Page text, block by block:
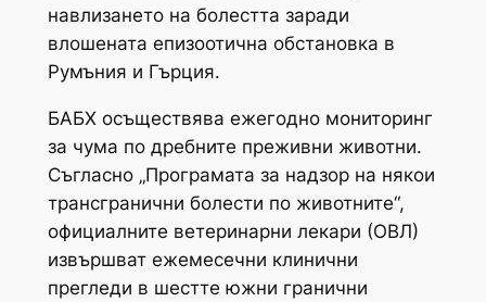
навлизането на болестта заради
влошената епизоотична обстановка в
Румъния и Гърция.
БАБХ осъществява ежегодно мониторинг
за чума по дребните преживни животни.
Съгласно „Програмата за надзор на някои
трансгранични болести по животните“,
официалните ветеринарни лекари (ОВЛ)
извършват ежемесечни клинични
прегледи в шестте южни гранични